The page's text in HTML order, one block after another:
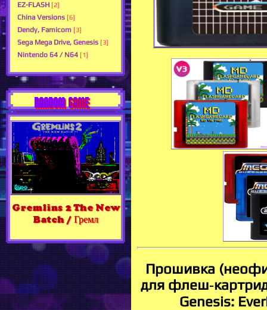
EZ-FLASH [2]
Сhina Versions [6]
Dendy, Famicom [3]
Sega Mega Drive, Genesis [3]
Nintendo 64 / N64 [1]
RANDOM GAME
Gremlins 2 The New
Batch / Гремл
Прошивка
для
Genesis: